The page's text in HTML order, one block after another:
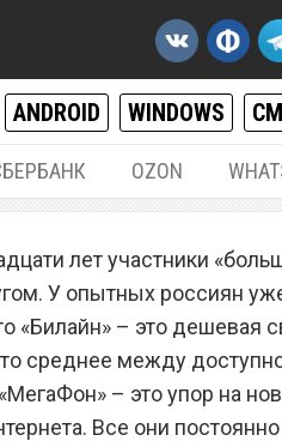
ANDROID WINDOWS
OZON
быстрый
в
лет участники
У опытных россиян
«Билайн» – это дешевая
среднее между
– это упор на
Все они